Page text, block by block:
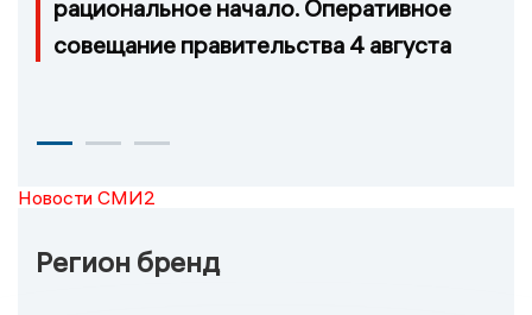
рациональное начало. Оперативное
совещание правительства 4 августа
Новости СМИ2
Регион бренд